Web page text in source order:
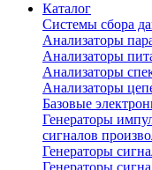
Каталог
Cистемы сбора
Анализаторы
Анализаторы
Анализаторы
Анализаторы
Базовые
Генераторы
сигналов
Генераторы
Генераторы